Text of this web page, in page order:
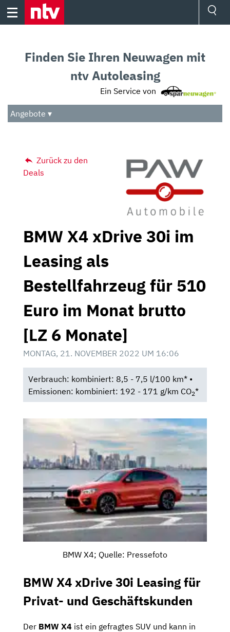
Skip
Audio
Das Beste
Finden Sie Ihren Neuwagen mit
ntv Autoleasing
Ein Service von
Angebote ▾
Zurück zu den
Deals
BMW X4 xDrive 30i im
Leasing als
Bestellfahrzeug für 510
Euro im Monat brutto
[LZ 6 Monate]
MONTAG, 21. NOVEMBER 2022 UM 16:06
Verbrauch: kombiniert: 8,5 - 7,5 l/100 km* •
Emissionen: kombiniert: 192 - 171 g/km CO2*
BMW X4; Quelle: Pressefoto
BMW X4 xDrive 30i Leasing für
Privat- und Geschäftskunden
Der BMW X4 ist ein gefragtes SUV und kann in